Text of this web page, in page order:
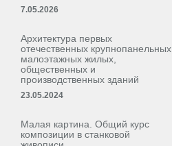
7.05.2026
Архитектура первых
отечественных крупнопанельных
малоэтажных жилых,
общественных и
производственных зданий
23.05.2024
Малая картина. Общий курс
композиции в станковой